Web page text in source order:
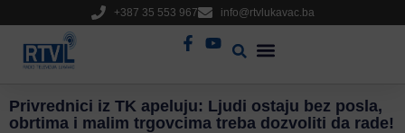
+387 35 553 967 info@rtvlukavac.ba
Privrednici iz TK apeluju: Ljudi ostaju bez posla,
obrtima i malim trgovcima treba dozvoliti da rade!